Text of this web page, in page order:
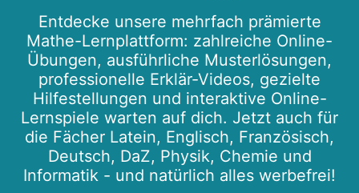
Entdecke unsere mehrfach prämierte
Mathe-Lernplattform: zahlreiche Online-
Übungen, ausführliche Musterlösungen,
professionelle Erklär-Videos, gezielte
Hilfestellungen und interaktive Online-
Lernspiele warten auf dich. Jetzt auch für
die Fächer Latein, Englisch, Französisch,
Deutsch, DaZ, Physik, Chemie und
Informatik - und natürlich alles werbefrei!